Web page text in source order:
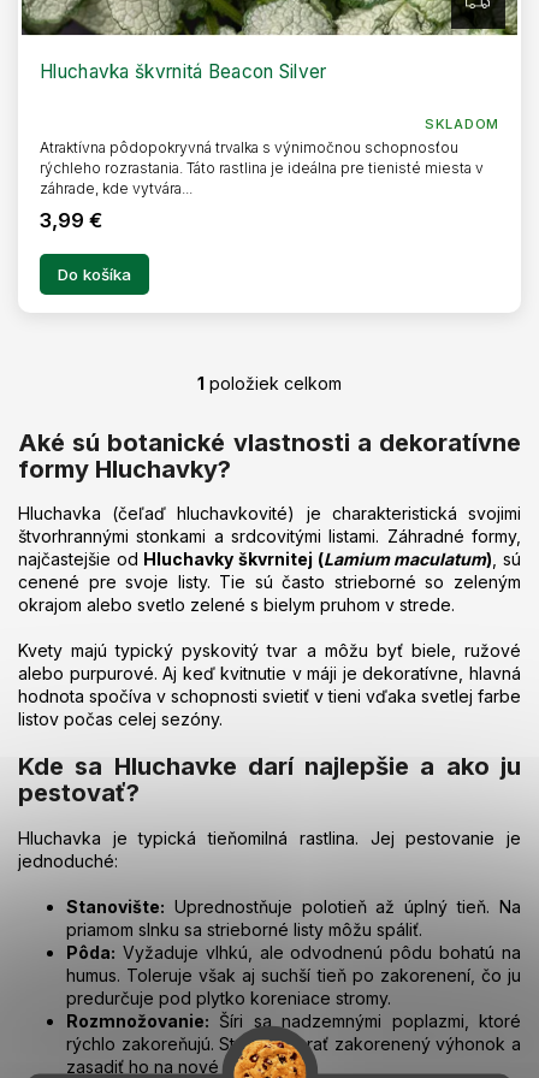
A
D
Hluchavka škvrnitá Beacon Silver
SKLADOM
3,99 €
Do košíka
Atraktívna pôdopokryvná trvalka s výnimočnou schopnosťou
rýchleho rozrastania. Táto rastlina je ideálna pre tienisté miesta v
záhrade, kde vytvára...
O
l
a
c
i
e
p
v
k
y
p
i
1 položiek celkom
Aké sú botanické vlastnosti a dekoratívne
formy Hluchavky?
Hluchavka (čeľaď hluchavkovité) je charakteristická svojimi
štvorhrannými stonkami a srdcovitými listami. Záhradné formy,
najčastejšie od Hluchavky škvrnitej (Lamium maculatum) , sú
cenené pre svoje listy. Tie sú často strieborné so zeleným
okrajom alebo svetlo zelené s bielym pruhom v strede.
Kvety majú typický pyskovitý tvar a môžu byť biele, ružové
alebo purpurové. Aj keď kvitnutie v máji je dekoratívne, hlavná
hodnota spočíva v schopnosti svietiť v tieni vďaka svetlej farbe
listov počas celej sezóny.
Kde sa Hluchavke darí najlepšie a ako ju
pestovať?
Hluchavka je typická tieňomilná rastlina. Jej pestovanie je
jednoduché:
Stanovište: Uprednostňuje polotieň až úplný tieň. Na
priamom slnku sa strieborné listy môžu spáliť.
Pôda: Vyžaduje vlhkú, ale odvodnenú pôdu bohatú na
humus. Toleruje však aj suchší tieň po zakorenení, čo ju
predurčuje pod plytko koreniace stromy.
Rozmnožovanie: Šíri sa nadzemnými poplazmi, ktoré
rýchlo zakoreňujú. Stačí odobrať zakorenený výhonok a
zasadiť ho na nové miesto.